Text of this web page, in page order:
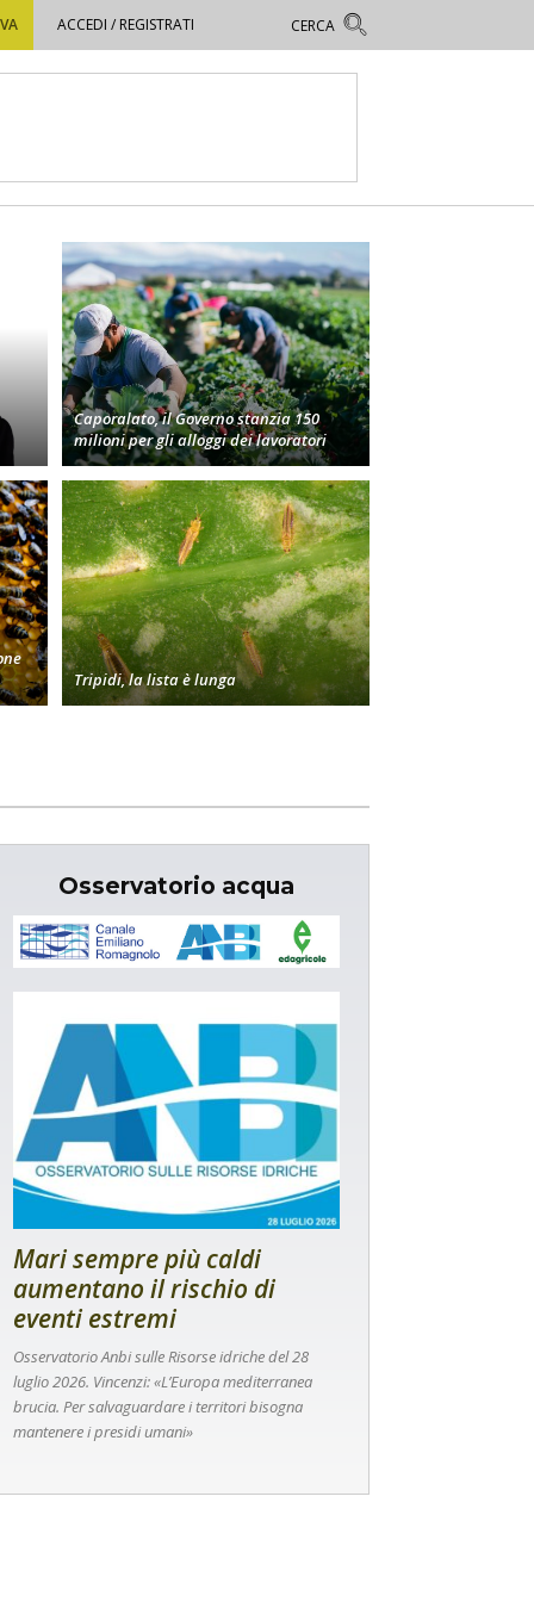
ACCEDI / REGISTRATI
Caporalato, il Governo stanzia 150
milioni per gli alloggi dei lavoratori
Tripidi, la lista è lunga
Osservatorio acqua
Mari sempre più caldi
aumentano il rischio di
eventi estremi
Osservatorio Anbi sulle Risorse idriche del 28
luglio 2026. Vincenzi: «L’Europa mediterranea
brucia. Per salvaguardare i territori bisogna
mantenere i presidi umani»